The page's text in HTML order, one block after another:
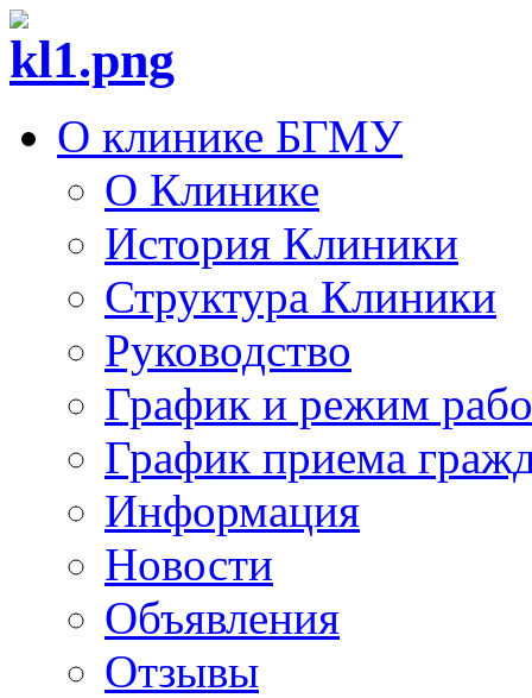
О клинике БГМУ
О Клинике
История Клиники
Структура Клиники
Руководство
График и режим
График приема
Информация
Новости
Объявления
Отзывы